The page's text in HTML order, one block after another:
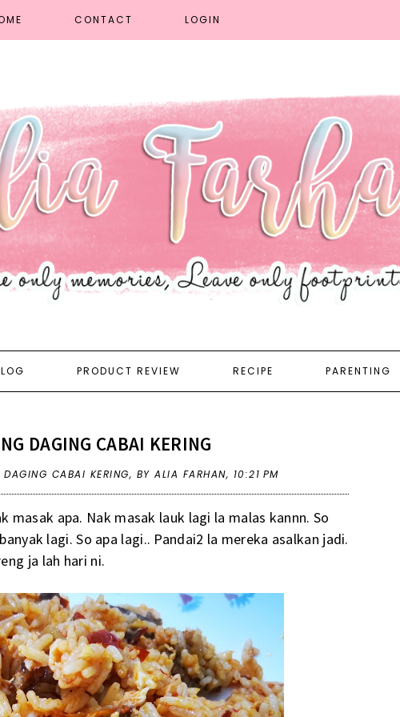
CONTACT LOGIN
PRODUCT REVIEW RECIPE PARENTING
DAGING CABAI KERING
CABAI KERING, BY ALIA FARHAN, 10:21 PM
masak apa. Nak masak lauk lagi la malas kannn. So
lagi. So apa lagi.. Pandai2 la mereka asalkan jadi.
ja lah hari ni.